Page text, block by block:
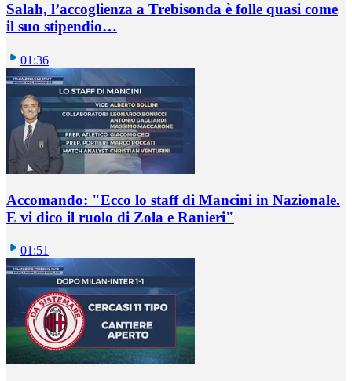
Salah, l’accoglienza a Trebisonda è folle quasi come
il suo stipendio…
01:36
Accomando: "Ecco lo staff di Mancini in Nazionale.
E vi dico il ruolo di Zola e Ranieri"
01:51